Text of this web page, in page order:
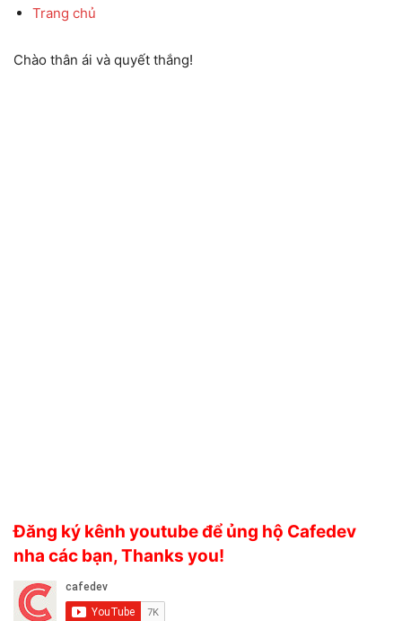
Trang chủ
Chào thân ái và quyết thắng!
Đăng ký kênh youtube để ủng hộ Cafedev
nha các bạn, Thanks you!